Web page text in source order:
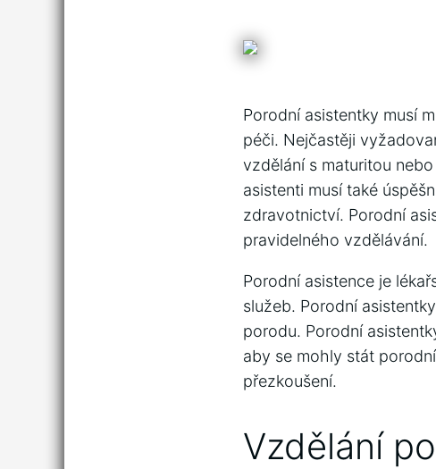
Porodní asistentky musí
péči. Nejčastěji
vzdělání s maturitou
asistenti musí také
zdravotnictví. Porodní
pravidelného vzdělávání.
Porodní asistence je
služeb. Porodní
porodu. Porodní
aby se mohly stát
přezkoušení.
Vzdělání